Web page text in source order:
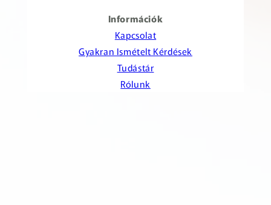
Információk
Kapcsolat
Gyakran Ismételt Kérdések
Tudástár
Rólunk